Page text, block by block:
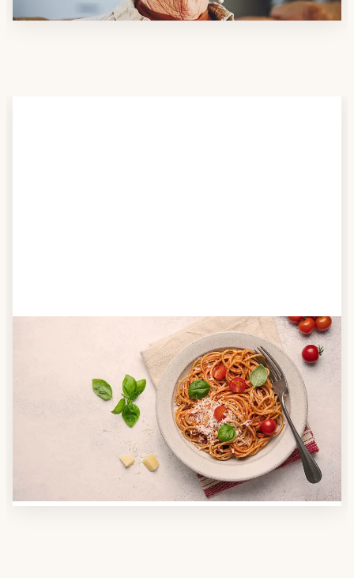
Anbieter finden
Nutzen Sie unsere große Mahlzeiten-Dienst-Suche,
um herauszufinden, welche Anbieter es in Ihrer
Region gibt und welcher am besten zu Ihnen passt.
Verschaffen Sie sich auch einen Überblick über die
Essen auf Rädern-Kosten.